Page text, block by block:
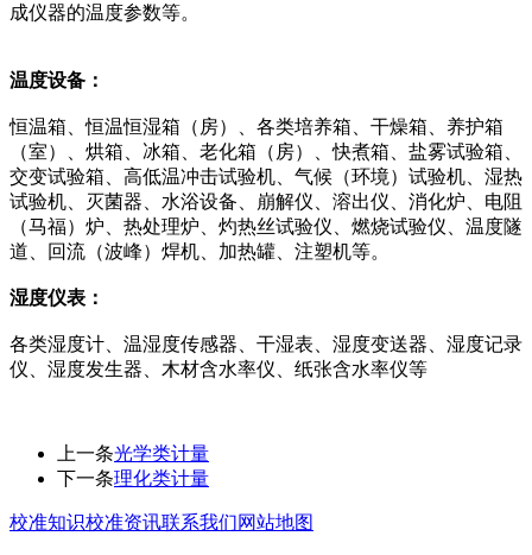
成仪器的温度参数等。
温度设备：
恒温箱、恒温恒湿箱（房）、各类培养箱、干燥箱、养护箱
（室）、烘箱、冰箱、老化箱（房）、快煮箱、盐雾试验箱、
交变试验箱、高低温冲击试验机、气候（环境）试验机、湿热
试验机、灭菌器、水浴设备、崩解仪、溶出仪、消化炉、电阻
（马福）炉、热处理炉、灼热丝试验仪、燃烧试验仪、温度隧
道、回流（波峰）焊机、加热罐、注塑机等。
湿度仪表：
各类湿度计、温湿度传感器、干湿表、湿度变送器、湿度记录
仪、湿度发生器、木材含水率仪、纸张含水率仪等
上一条光学类计量
下一条理化类计量
校准知识校准资讯联系我们网站地图